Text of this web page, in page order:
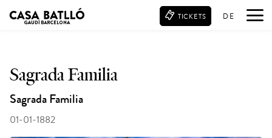
TICKETS DE
Sagrada Familia
Sagrada Familia
01-01-1882